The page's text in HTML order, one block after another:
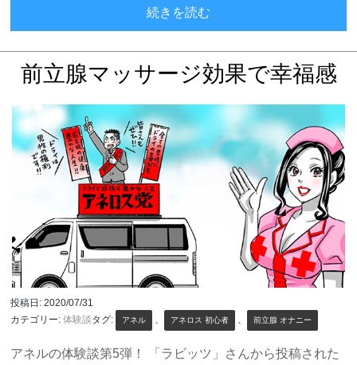
続きを読む
前立腺マッサージ効果で幸福感
投稿日:2020/07/31
カテゴリー:体験談タグ: アネル 、 アネロス 初心者 、 前立腺 オナニー
アネルの体験談第5弾！ 「ラビッツ」さんから投稿された